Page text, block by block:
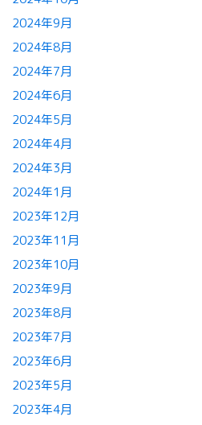
2024年9月
2024年8月
2024年7月
2024年6月
2024年5月
2024年4月
2024年3月
2024年1月
2023年12月
2023年11月
2023年10月
2023年9月
2023年8月
2023年7月
2023年6月
2023年5月
2023年4月